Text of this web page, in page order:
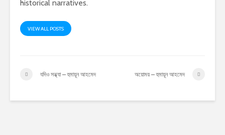
historical narratives.
VIEW ALL POSTS
যদিও সন্ধ্যা – হুমায়ূন আহমেদ অয়োময় – হুমায়ূন আহমেদ